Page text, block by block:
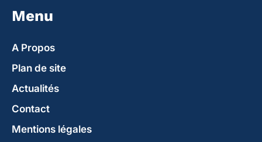
Menu
A Propos
Plan de site
Actualités
Contact
Mentions légales